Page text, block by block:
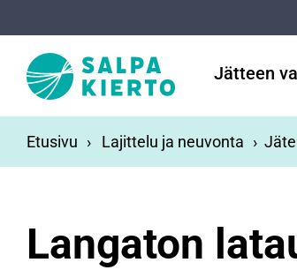
Jätteen
Etusivu Lajittelu ja neuvonta
Langaton